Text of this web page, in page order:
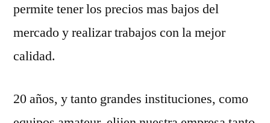
permite tener los precios mas bajos del
mercado y realizar trabajos con la mejor
calidad.
20 años, y tanto grandes instituciones, como